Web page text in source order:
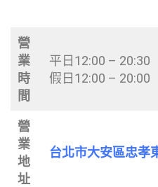
營
業
時
間
平日12:00 – 20:30
假日12:00 – 20:00
營
業
地
址
台北市大安區忠孝